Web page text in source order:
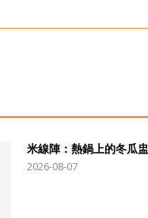
米線陣：熱鍋上的冬瓜盅
2026-08-07